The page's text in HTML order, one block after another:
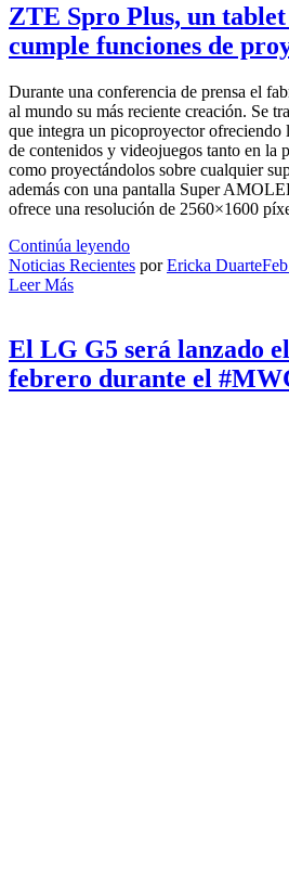
ZTE Spro Plus, un
cumple funciones de
Durante una conferencia de prensa el
al mundo su más reciente creación. Se
que integra un picoproyector ofreciendo
de contenidos y videojuegos tanto en la
como proyectándolos sobre cualquier
además con una pantalla Super
ofrece una resolución de 2560×1600
Continúa leyendoZTE
Spro
que
también
cumple
Noticias Recientes porEricka Duarte
Leer Más
El LG G5 será lanzado
febrero durante el